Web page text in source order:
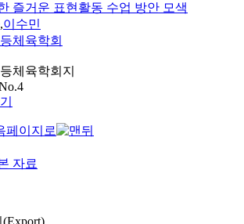
즐거운 표현활동 수업 방안 모색
,이수민
체육학회
체육학회지
자료